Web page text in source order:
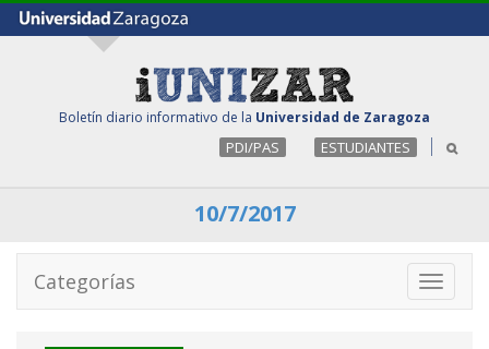
Boletín diario informativo de la Universidad de Zaragoza
PDI/PAS ESTUDIANTES
10/7/2017
Toggle
Categorías